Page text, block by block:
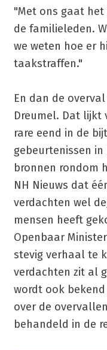
"Met ons gaat het
de familieleden.
we weten hoe er
taakstraffen."
En dan de
Dreumel. Dat lijkt
rare eend in de
gebeurtenissen
bronnen rondom
NH Nieuws dat
verdachten wel
mensen heeft
Openbaar
stevig verhaal te
verdachten zit al
wordt ook
over de
behandeld in de